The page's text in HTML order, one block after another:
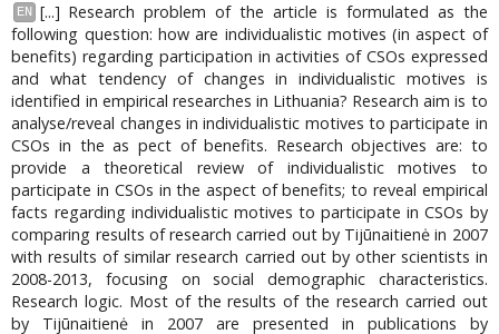
EN
[...] Research problem of the article is formulated as the
following question: how are individualistic motives (in aspect of
benefits) regarding participation in activities of CSOs expressed
and what tendency of changes in individualistic motives is
identified in empirical researches in Lithuania? Research aim is to
analyse/reveal changes in individualistic motives to participate in
CSOs in the as pect of benefits. Research objectives are: to
provide a theoretical review of individualistic motives to
participate in CSOs in the aspect of benefits; to reveal empirical
facts regarding individualistic motives to participate in CSOs by
comparing results of research carried out by Tijūnaitienė in 2007
with results of similar research carried out by other scientists in
2008-2013, focusing on social demographic characteristics.
Research logic. Most of the results of the research carried out
by Tijūnaitienė in 2007 are presented in publications by